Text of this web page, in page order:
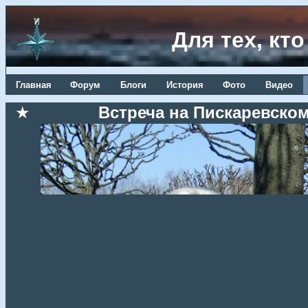
Для тех,
Главная Форум Блоги История Фото Видео
★ Встреча на